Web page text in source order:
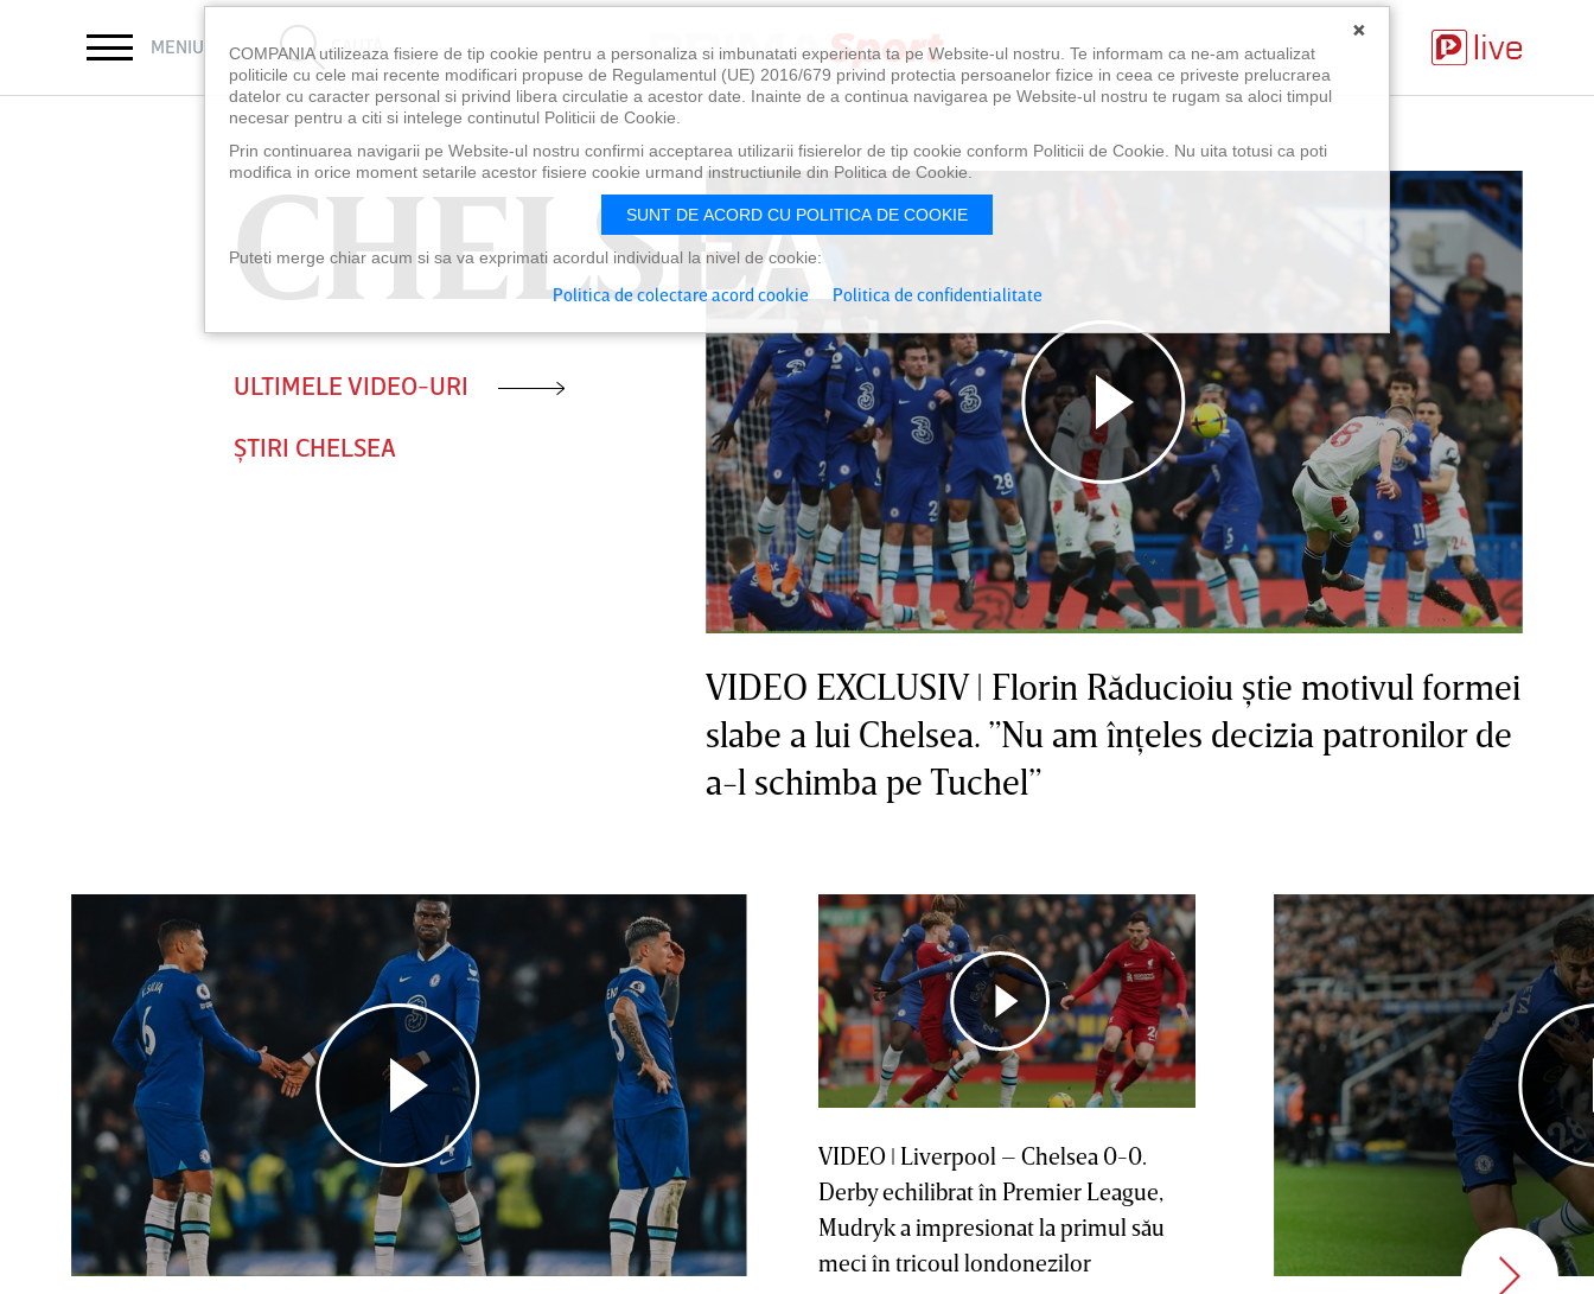
MENIU CAUTĂ
CHELSEA
CHELSEA
ULTIMELE VIDEO-URI
ȘTIRI CHELSEA
VIDEO EXCLUSIV | Florin Răducioiu ştie motivul formei
slabe a lui Chelsea. ”Nu am înţeles decizia patronilor de
a-l schimba pe Tuchel”
VIDEO ǀ Liverpool – Chelsea 0-0.
Derby echilibrat în Premier League,
Mudryk a impresionat la primul său
meci în tricoul londonezilor
×
COMPANIA utilizeaza fisiere de tip cookie pentru a personaliza si imbunatati experienta ta pe Website-ul nostru. Te informam ca ne-am actualizat
politicile cu cele mai recente modificari propuse de Regulamentul (UE) 2016/679 privind protectia persoanelor fizice in ceea ce priveste prelucrarea
datelor cu caracter personal si privind libera circulatie a acestor date. Inainte de a continua navigarea pe Website-ul nostru te rugam sa aloci timpul
necesar pentru a citi si intelege continutul Politicii de Cookie.
Prin continuarea navigarii pe Website-ul nostru confirmi acceptarea utilizarii fisierelor de tip cookie conform Politicii de Cookie. Nu uita totusi ca poti
modifica in orice moment setarile acestor fisiere cookie urmand instructiunile din Politica de Cookie.
SUNT DE ACORD CU POLITICA DE COOKIE
Puteti merge chiar acum si sa va exprimati acordul individual la nivel de cookie:
Politica de colectare acord cookie Politica de confidentialitate